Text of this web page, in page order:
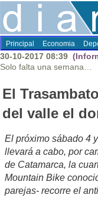
Principal Economia
30-10-2017 08:39
Solo falta una semana…
El
del valle el
El próximo sábado 4
llevará a cabo, por
de Catamarca, la
Mountain Bike
parejas- recorre el